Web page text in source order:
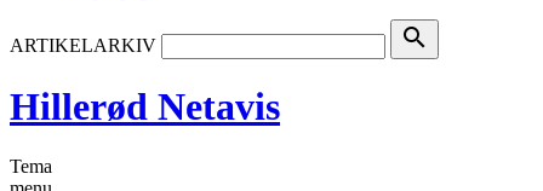
ARTIKELARKIV search
Hillerød Netavis
Tema